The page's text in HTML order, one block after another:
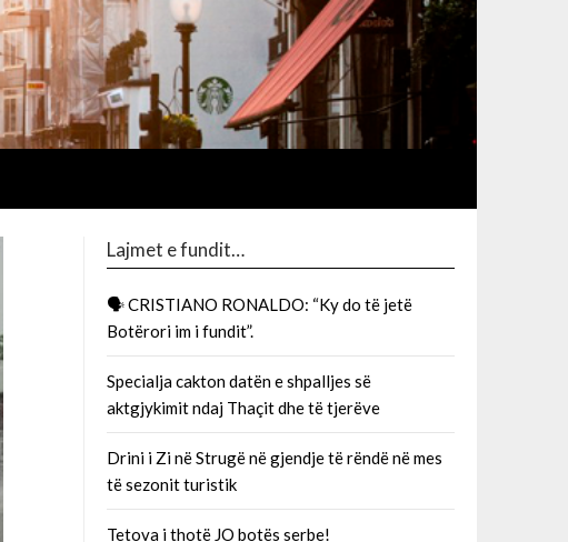
Lajmet e fundit…
🗣 CRISTIANO RONALDO: “Ky do të jetë
Botërori im i fundit”.
Specialja cakton datën e shpalljes së
aktgjykimit ndaj Thaçit dhe të tjerëve
Drini i Zi në Strugë në gjendje të rëndë në mes
të sezonit turistik
Tetova i thotë JO botës serbe!